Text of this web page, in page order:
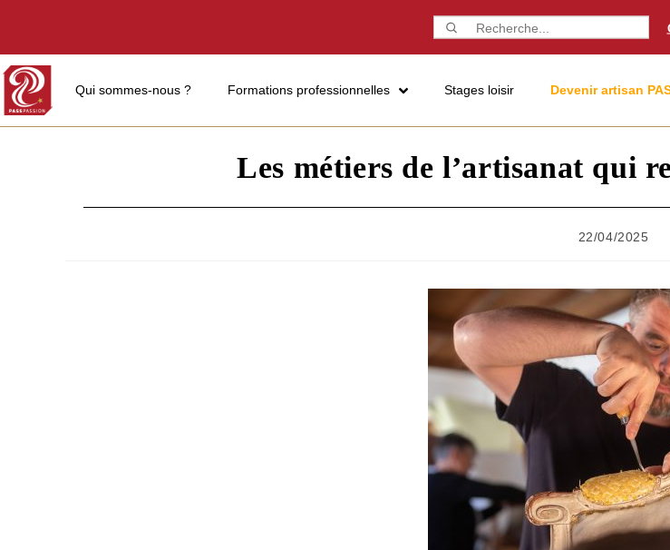
Qui sommes-nous ? Formations professionnelles Stages loisir Devenir artisan
Les métiers de l’artisanat qui
22/04/2025